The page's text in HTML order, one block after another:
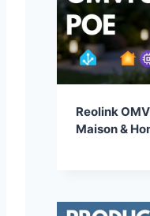
Reolink
Maison &